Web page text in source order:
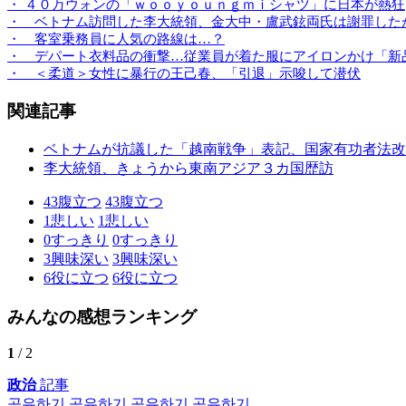
・ ４０万ウォンの「ｗｏｏｙｏｕｎｇｍｉシャツ」に日本が熱狂
・ ベトナム訪問した李大統領、金大中・盧武鉉両氏は謝罪し
・ 客室乗務員に人気の路線は…？
・ デパート衣料品の衝撃…従業員が着た服にアイロンかけ「新
・ ＜柔道＞女性に暴行の王己春、「引退」示唆して潜伏
関連記事
ベトナムが抗議した「越南戦争」表記、国家有功者法
李大統領、きょうから東南アジア３カ国歴訪
43腹立つ 43腹立つ
1悲しい 1悲しい
0すっきり 0すっきり
3興味深い 3興味深い
6役に立つ 6役に立つ
みんなの感想ランキング
1 / 2
政治記事